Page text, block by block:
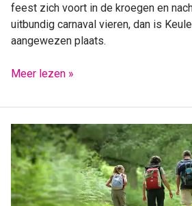
feest zich voort in de kroegen en
uitbundig carnaval vieren, dan is
aangewezen plaats.
Meer lezen »
Wanderlust:
de
mooiste
hikes
in